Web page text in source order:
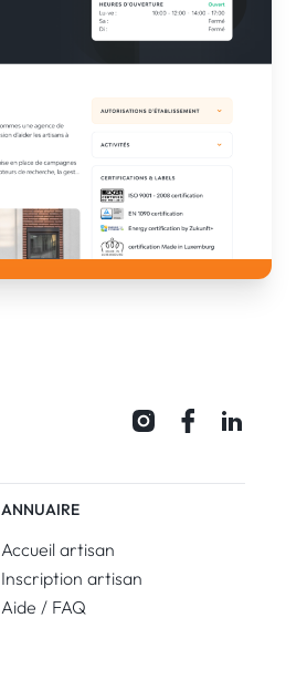
ANNUAIRE
Accueil artisan
Inscription artisan
Aide / FAQ